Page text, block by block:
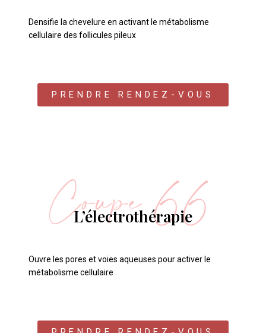
Densifie la chevelure en activant le métabolisme
cellulaire des follicules pileux
PRENDRE RENDEZ-VOUS
L’électrothérapie
Ouvre les pores et voies aqueuses pour activer le
métabolisme cellulaire